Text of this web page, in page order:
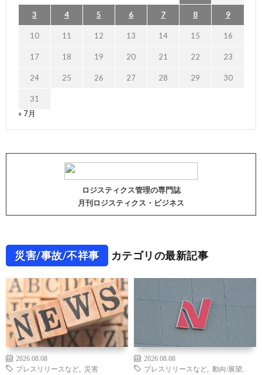
3 4 5 6 7 8 9
10 11 12 13 14 15 16
17 18 19 20 21 22 23
24 25 26 27 28 29 30
31
« 7月
ロジスティクス管理の専門誌
月刊ロジスティクス・ビジネス
災害/事故/不祥事 カテゴリの最新記事
2026.08.08
プレスリリースなど
災害
2026.08.08
プレスリリースなど
動向/展望